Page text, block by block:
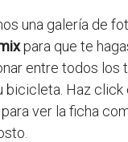
una galería de
para que te
entre todos los
bicicleta. Haz click
ver la ficha